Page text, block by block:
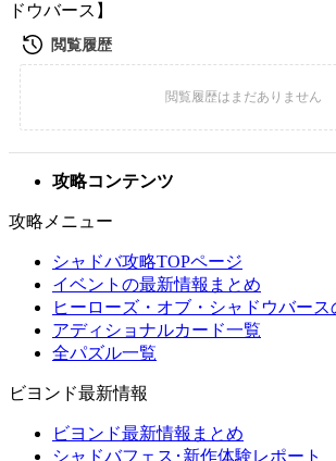
ドウバース】
攻略コンテンツ
攻略メニュー
シャドバ攻略TOPページ
イベントの最新情報まとめ
ヒーローズ・オブ・シャドウバー
アディショナルカード一覧
全パズル一覧
ビヨンド最新情報
ビヨンド最新情報まとめ
シャドバフェス･新作体験レポート